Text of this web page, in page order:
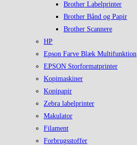
Brother Labelprinter
Brother Bånd og Papir
Brother Scannere
HP
Epson Farve Blæk Multifunktion
EPSON Storformatprinter
Kopimaskiner
Kopipapir
Zebra labelprinter
Makulator
Filament
Forbrugsstoffer